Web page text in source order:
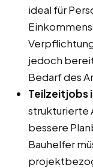
ideal für
jedoch
Bedarf des
Teilzeitjobs
strukturierte
bessere
Bauhelfer